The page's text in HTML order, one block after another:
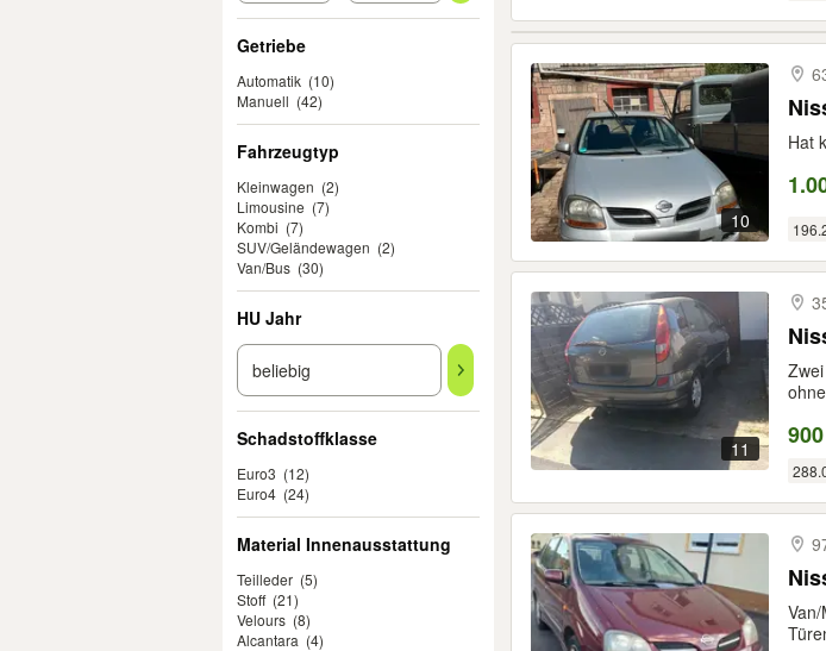
Getriebe
Automatik (10)
Manuell (42)
Fahrzeugtyp
Kleinwagen (2)
Limousine (7)
Kombi (7)
SUV/Geländewagen (2)
Van/Bus (30)
HU Jahr
Schadstoffklasse
Euro3 (12)
Euro4 (24)
Material Innenausstattung
Teilleder (5)
Stoff (21)
Velours (8)
Alcantara (4)
10
Hat
11